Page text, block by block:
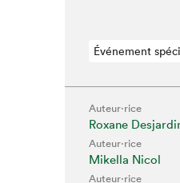
Événement
Auteur·rice
Roxane
Auteur·rice
Mikella Nicol
Auteur·rice